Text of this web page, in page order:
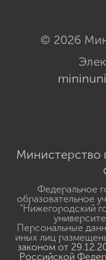
© 2026
Министерство
Федеральное
образовательное
"Нижегородский
Персональные
иных лиц
законом от
Российской